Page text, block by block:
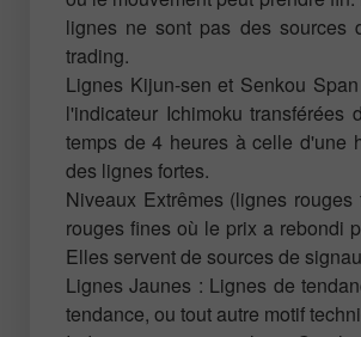
lignes ne sont pas des sources
trading.
Lignes Kijun-sen et Senkou
l'indicateur Ichimoku transférées
temps de 4 heures à celle d'une
des lignes fortes.
Niveaux Extrêmes (lignes rouges
rouges fines où le prix a rebondi
Elles servent de sources de
Lignes Jaunes : Lignes de
tendance, ou tout autre motif